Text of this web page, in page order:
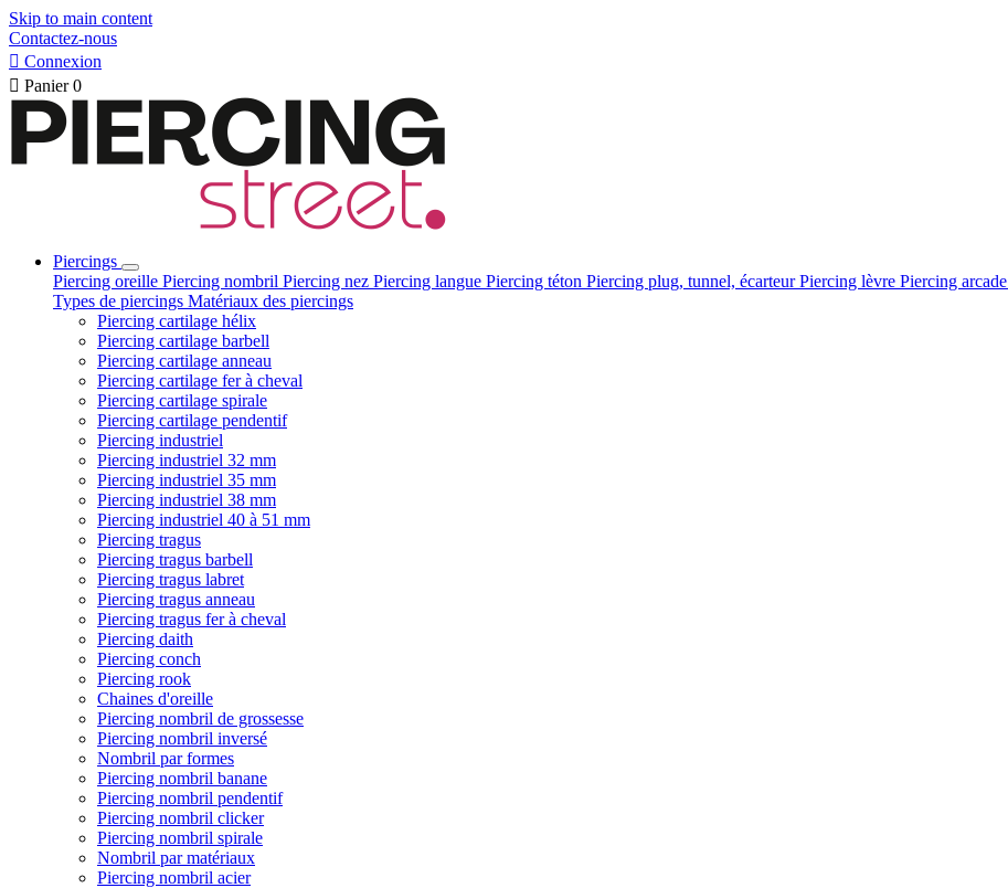
Skip to main content
Contactez-nous
 Connexion
 Panier 0
Piercings
Piercing oreille Piercing nombril Piercing nez Piercing langue Piercing téton Piercing plug, tunnel, écarteurPiercing lèvre Piercing arcade
Types de piercings Matériaux des piercings
Piercing cartilage hélix
Piercing cartilage barbell
Piercing cartilage anneau
Piercing cartilage fer à cheval
Piercing cartilage spirale
Piercing cartilage pendentif
Piercing industriel
Piercing industriel 32 mm
Piercing industriel 35 mm
Piercing industriel 38 mm
Piercing industriel 40 à 51 mm
Piercing tragus
Piercing tragus barbell
Piercing tragus labret
Piercing tragus anneau
Piercing tragus fer à cheval
Piercing daith
Piercing conch
Piercing rook
Chaines d'oreille
Piercing nombril de grossesse
Piercing nombril inversé
Nombril par formes
Piercing nombril banane
Piercing nombril pendentif
Piercing nombril clicker
Piercing nombril spirale
Nombril par matériaux
Piercing nombril acier